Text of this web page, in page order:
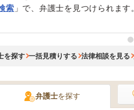
を探す 一括見積りする 法律相談を見る
弁護士を探す